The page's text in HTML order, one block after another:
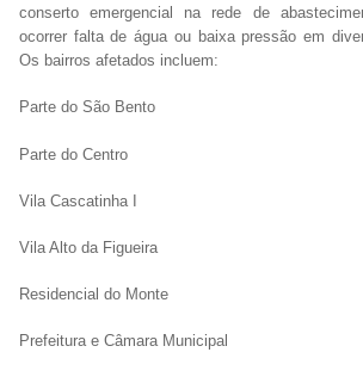
conserto emergencial na rede de
ocorrer falta de água ou baixa pressão em
Os bairros afetados incluem:
Parte do São Bento
Parte do Centro
Vila Cascatinha I
Vila Alto da Figueira
Residencial do Monte
Prefeitura e Câmara Municipal